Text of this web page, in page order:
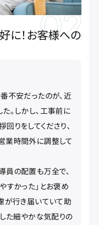
に！お客様への
不安だったのが、近
。しかし、工事前に
りをしてくださり、
業時間外に調整して
の配置も万全で、
すかった」とお褒め
が行き届いていて助
た細やかな気配りの